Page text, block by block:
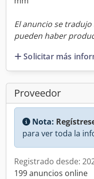
El anuncio se
pueden haber
Solicitar más
Proveedor
Nota:
para ver toda la
Registrado desde:
199 anuncios online